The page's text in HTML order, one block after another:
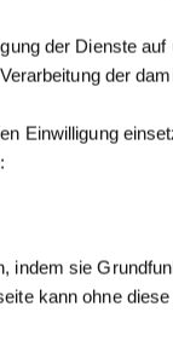
der Dienste
der
Einwilligung
indem sie
kann ohne